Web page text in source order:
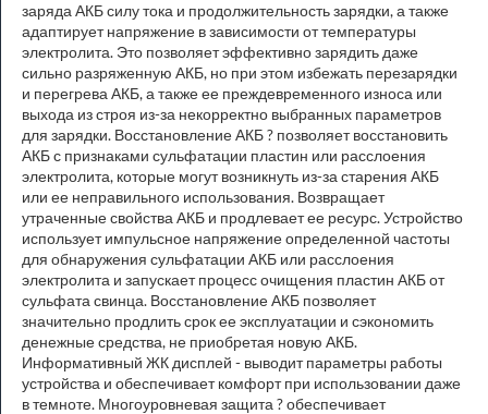
заряда АКБ силу тока и продолжительность зарядки, а также
адаптирует напряжение в зависимости от температуры
электролита. Это позволяет эффективно зарядить даже
сильно разряженную АКБ, но при этом избежать перезарядки
и перегрева АКБ, а также ее преждевременного износа или
выхода из строя из-за некорректно выбранных параметров
для зарядки. Восстановление АКБ ? позволяет восстановить
АКБ с признаками сульфатации пластин или расслоения
электролита, которые могут возникнуть из-за старения АКБ
или ее неправильного использования. Возвращает
утраченные свойства АКБ и продлевает ее ресурс. Устройство
использует импульсное напряжение определенной частоты
для обнаружения сульфатации АКБ или расслоения
электролита и запускает процесс очищения пластин АКБ от
сульфата свинца. Восстановление АКБ позволяет
значительно продлить срок ее эксплуатации и сэкономить
денежные средства, не приобретая новую АКБ.
Информативный ЖК дисплей - выводит параметры работы
устройства и обеспечивает комфорт при использовании даже
в темноте. Многоуровневая защита ? обеспечивает